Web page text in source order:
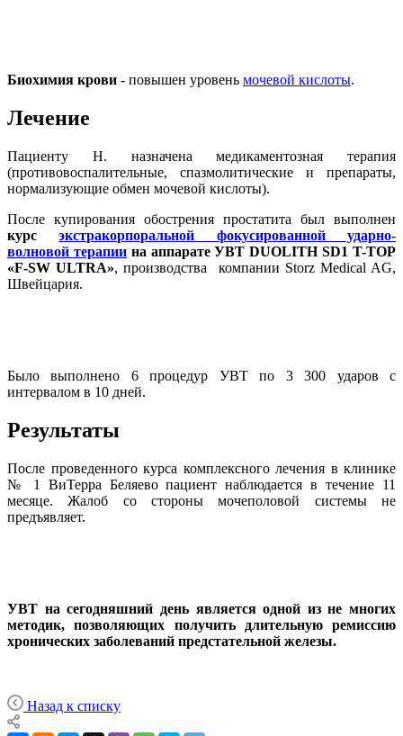
Биохимия крови - повышен уровень мочевой кислоты.
Лечение
Пациенту Н. назначена медикаментозная терапия
(противовоспалительные, спазмолитические и препараты,
нормализующие обмен мочевой кислоты).
После купирования обострения простатита был выполнен
курсэкстракорпоральной фокусированной ударно-
волновой терапиина аппарате УВТ DUOLITH SD1 T-TOP
«F-SW ULTRA», производства компании Storz Medical AG,
Швейцария.
Было выполнено 6 процедур УВТ по 3 300 ударов с
интервалом в 10 дней.
Результаты
После проведенного курса комплексного лечения в клинике
№ 1 ВиТерра Беляево пациент наблюдается в течение 11
месяце. Жалоб со стороны мочеполовой системы не
предъявляет.
УВТ на сегодняшний день является одной из не многих
методик, позволяющих получить длительную ремиссию
хронических заболеваний предстательной железы.
Назад к списку